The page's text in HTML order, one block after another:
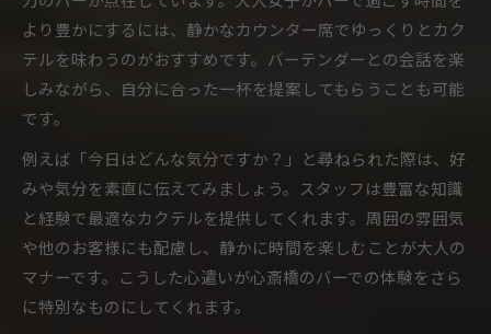
心斎橋駅のバーで気を付けるポイントまとめ
カクテルを頼む時のスマートなマナー解説
大人女子のためのバー暗黙ルール入門
カクテルバー選びに迷った時の楽しみ方
心斎橋駅で理想のバーを見つけるコツ紹介
カクテルバー選びで失敗しないポイント集
バー巡りを最大限楽しむ心斎橋流の方法
自分好みのバーを見極めるチェックリスト
より豊かにするには、静かなカウンター席でゆっくりとカク
テルを味わうのがおすすめです。バーテンダーとの会話を楽
しみながら、自分に合った一杯を提案してもらうことも可能
です。
例えば「今日はどんな気分ですか？」と尋ねられた際は、好
みや気分を素直に伝えてみましょう。スタッフは豊富な知識
と経験で最適なカクテルを提供してくれます。周囲の雰囲気
や他のお客様にも配慮し、静かに時間を楽しむことが大人の
マナーです。こうした心遣いが心斎橋のバーでの体験をさら
に特別なものにしてくれます。